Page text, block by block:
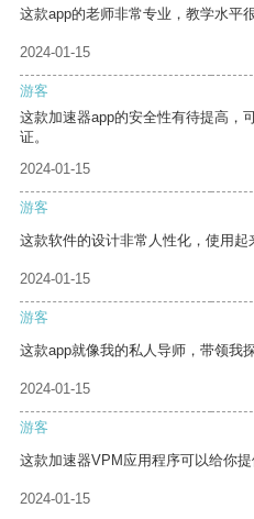
这款app的老师非常专业，教学水平
2024-01-15
游客
这款加速器app的安全性有待提高，
证。
2024-01-15
游客
这款软件的设计非常人性化，使用起
2024-01-15
游客
这款app就像我的私人导师，带领我
2024-01-15
游客
这款加速器VPM应用程序可以给你
2024-01-15